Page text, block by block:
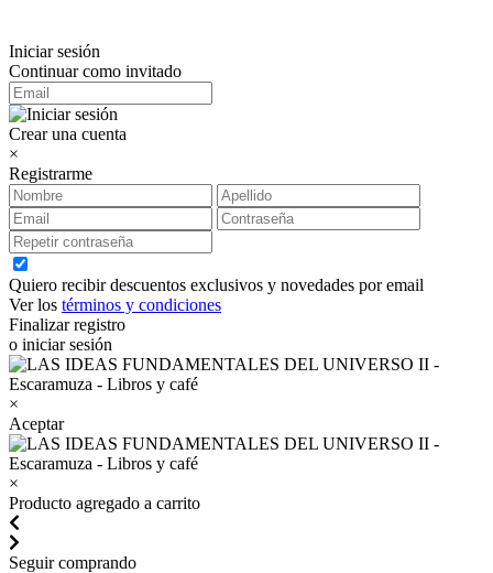
Iniciar sesión
Continuar como invitado
Crear una cuenta
×
Registrarme
Quiero recibir descuentos exclusivos y novedades por email
Ver los términos y condiciones
Finalizar registro
o iniciar sesión
×
Aceptar
×
Producto agregado a carrito
Seguir comprando